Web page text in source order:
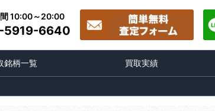
10:00～20:00
5919-6640
銘柄一覧 買取実績